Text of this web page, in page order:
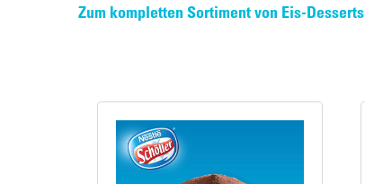
Zum kompletten Sortiment von Eis-Desserts